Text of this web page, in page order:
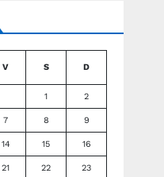
V S D
1 2
7 8 9
14 15 16
21 22 23